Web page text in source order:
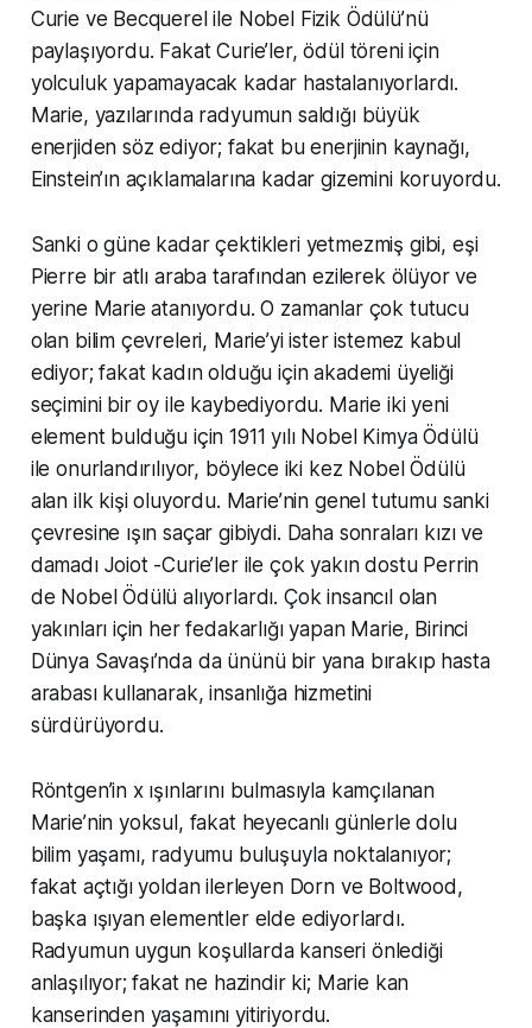
Curie ve Becquerel ile Nobel Fizik Ödülü’nü
paylaşıyordu. Fakat Curie’ler, ödül töreni için
yolculuk yapamayacak kadar hastalanıyorlardı.
Marie, yazılarında radyumun saldığı büyük
enerjiden söz ediyor; fakat bu enerjinin kaynağı,
Einstein’ın açıklamalarına kadar gizemini koruyordu.
Sanki o güne kadar çektikleri yetmezmiş gibi, eşi
Pierre bir atlı araba tarafından ezilerek ölüyor ve
yerine Marie atanıyordu. O zamanlar çok tutucu
olan bilim çevreleri, Marie’yi ister istemez kabul
ediyor; fakat kadın olduğu için akademi üyeliği
seçimini bir oy ile kaybediyordu. Marie iki yeni
element bulduğu için 1911 yılı Nobel Kimya Ödülü
ile onurlandırılıyor, böylece iki kez Nobel Ödülü
alan ilk kişi oluyordu. Marie’nin genel tutumu sanki
çevresine ışın saçar gibiydi. Daha sonraları kızı ve
damadı Joiot -Curie’ler ile çok yakın dostu Perrin
de Nobel Ödülü alıyorlardı. Çok insancıl olan
yakınları için her fedakarlığı yapan Marie, Birinci
Dünya Savaşı’nda da ününü bir yana bırakıp hasta
arabası kullanarak, insanlığa hizmetini
sürdürüyordu.
Röntgen’in x ışınlarını bulmasıyla kamçılanan
Marie’nin yoksul, fakat heyecanlı günlerle dolu
bilim yaşamı, radyumu buluşuyla noktalanıyor;
fakat açtığı yoldan ilerleyen Dorn ve Boltwood,
başka ışıyan elementler elde ediyorlardı.
Radyumun uygun koşullarda kanseri önlediği
anlaşılıyor; fakat ne hazindir ki; Marie kan
kanserinden yaşamını yitiriyordu.